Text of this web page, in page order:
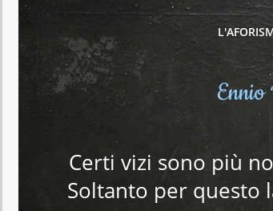
Ennio
Certi vizi sono più
Soltanto per questo